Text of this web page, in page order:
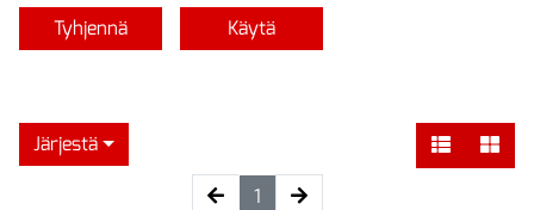
Tyhjennä Käytä
Järjestä
1 (current)